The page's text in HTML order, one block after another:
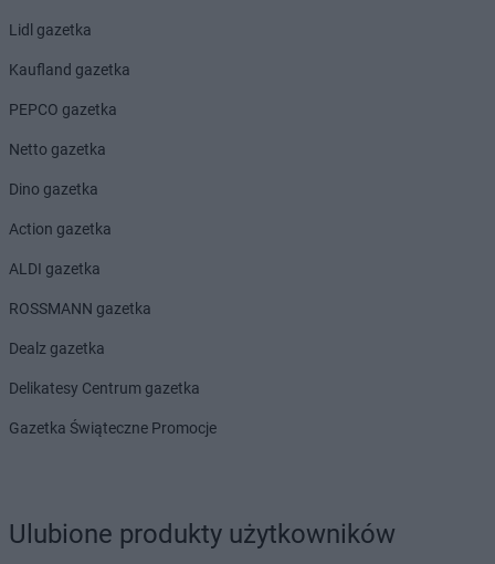
Lidl gazetka
Kaufland gazetka
PEPCO gazetka
Netto gazetka
Dino gazetka
Action gazetka
ALDI gazetka
ROSSMANN gazetka
Dealz gazetka
Delikatesy Centrum gazetka
Gazetka Świąteczne Promocje
Ulubione produkty użytkowników